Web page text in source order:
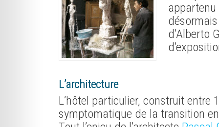
d’Alberto
L’architecture
L’hôtel particulier, construit entre
symptomatique de la transition